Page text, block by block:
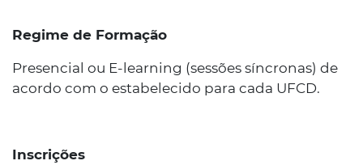
Regime de Formação
Presencial ou E-learning (sessões síncronas) de
acordo com o estabelecido para cada UFCD.
Inscrições